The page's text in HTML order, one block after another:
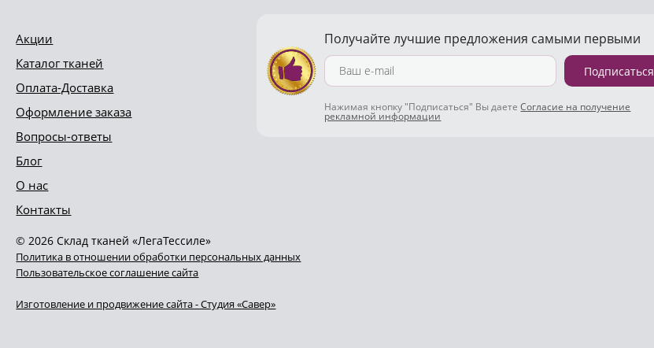
Акции
Каталог тканей
Оплата-Доставка
Оформление заказа
Вопросы-ответы
Блог
О нас
Контакты
Получайте лучшие предложения самыми первыми
Подписаться
Нажимая кнопку "Подписаться" Вы даетеСогласие на получение
рекламной информации
© 2026 Склад тканей «ЛегаТессиле»
Политика в отношении обработки персональных данных
Пользовательское соглашение сайта
Изготовление и продвижение сайта - Студия «Савер»